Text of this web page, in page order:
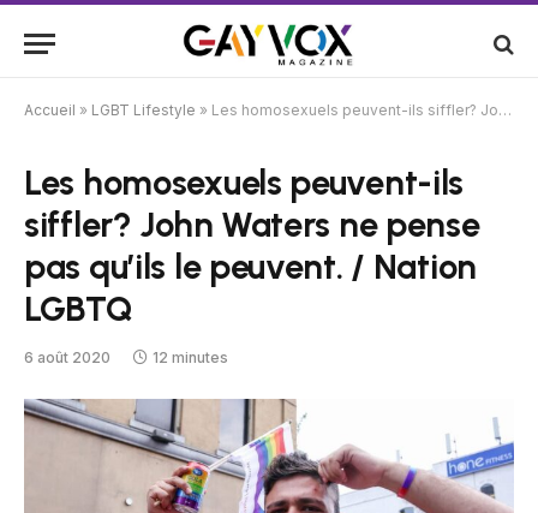
Accueil » LGBT Lifestyle » Les homosexuels peuvent-ils siffler? John Waters ne pense pas qu’ils le peuvent. / Nation LGBTQ
Les homosexuels peuvent-ils
siffler? John Waters ne pense
pas qu’ils le peuvent. / Nation
LGBTQ
6 août 2020 12 minutes